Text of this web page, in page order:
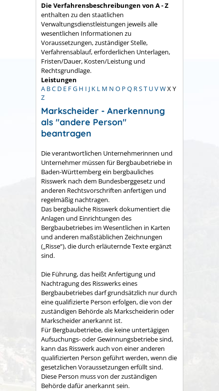
Die Verfahrensbeschreibungen von A - Z
enthalten zu den staatlichen
Verwaltungsdienstleistungen jeweils alle
wesentlichen Informationen zu
Voraussetzungen, zuständiger Stelle,
Verfahrensablauf, erforderlichen Unterlagen,
Fristen/Dauer, Kosten/Leistung und
Rechtsgrundlage.
Leistungen
A BC D E FG H I J K L M N O P Q RST UVWX Y
Z
Markscheider - Anerkennung
als "andere Person"
beantragen
Die verantwortlichen Unternehmerinnen und
Unternehmer müssen für Bergbaubetriebe in
Baden-Württemberg ein bergbauliches
Risswerk nach dem Bundesberggesetz und
anderen Rechtsvorschriften anfertigen und
regelmäßig nachtragen.
Das bergbauliche Risswerk dokumentiert die
Anlagen und Einrichtungen des
Bergbaubetriebes im Wesentlichen in Karten
und anderen maßstäblichen Zeichnungen
(„Risse“), die durch erläuternde Texte ergänzt
sind.
Die Führung, das heißt Anfertigung und
Nachtragung des Risswerks eines
Bergbaubetriebes darf grundsätzlich nur durch
eine qualifizierte Person erfolgen, die von der
zuständigen Behörde als Markscheiderin oder
Markscheider anerkannt ist.
Für Bergbaubetriebe, die keine untertägigen
Aufsuchungs- oder Gewinnungsbetriebe sind,
kann das Risswerk auch von einer anderen
qualifizierten Person geführt werden, wenn die
gesetzlichen Voraussetzungen erfüllt sind.
Diese Person muss von der zuständigen
Behörde dafür anerkannt sein.